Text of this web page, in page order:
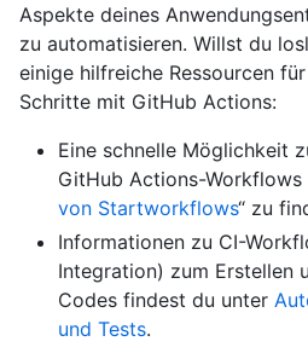
Aspekte deines
zu automatisieren. Willst du
einige hilfreiche Ressourcen
Schritte mit GitHub Actions:
Eine schnelle Möglichkeit
GitHub Actions-Workflows
von Startworkflows“ zu
Informationen zu CI-
Integration) zum Erstellen
Codes findest du unter
und Tests.